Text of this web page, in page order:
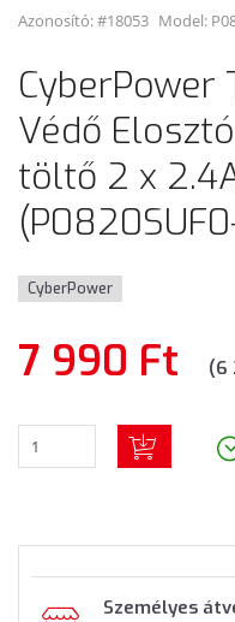
Azonosító: #18053 Model:
Védő
töltő 2 x
CyberPower
7 990 Ft (6
Személyes